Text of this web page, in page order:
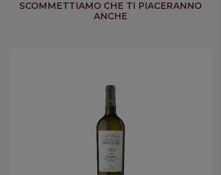
SCOMMETTIAMO CHE TI PIACERANNO
ANCHE